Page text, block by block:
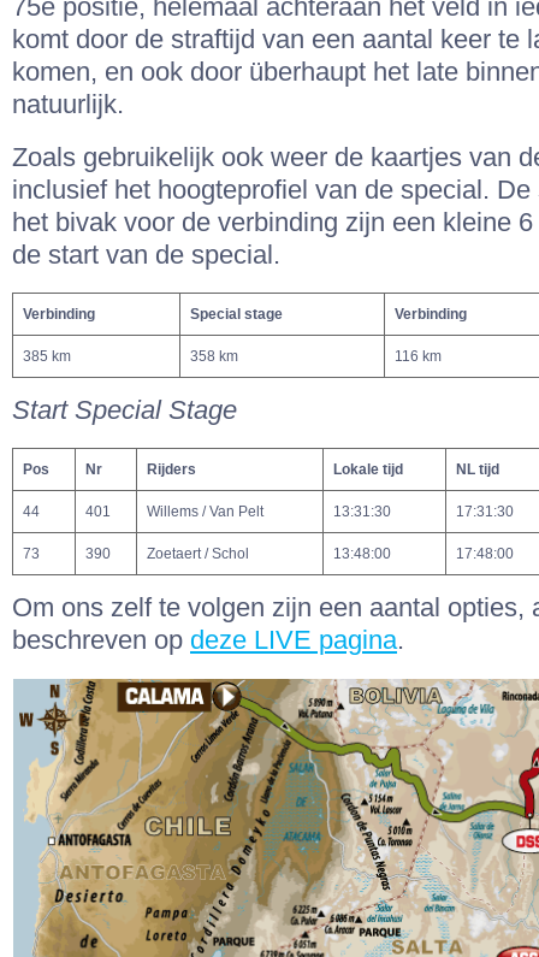
75e positie, helemaal achteraan het veld in
komt door de straftijd van een aantal keer te
komen, en ook door überhaupt het late
natuurlijk.
Zoals gebruikelijk ook weer de kaartjes van
inclusief het hoogteprofiel van de special.
het bivak voor de verbinding zijn een kleine
de start van de special.
Verbinding Special stage Verbinding
385 km 358 km 116 km
Start Special Stage
Pos Nr Rijders Lokale tijd NL tijd
44 401 Willems / Van Pelt 13:31:30 17:31:30
73 390 Zoetaert / Schol 13:48:00 17:48:00
Om ons zelf te volgen zijn een aantal opties,
beschreven op deze LIVE pagina.